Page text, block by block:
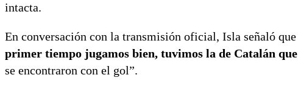
intacta.
En conversación con la transmisión oficial, Isla señaló
primer tiempo jugamos bien, tuvimos la de Catalán que
se encontraron con el gol”.